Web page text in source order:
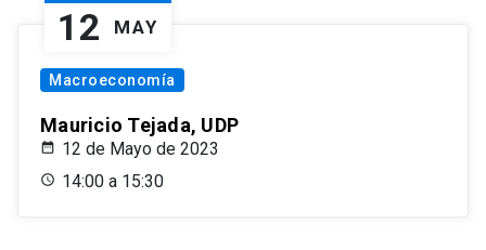
12 MAY
Macroeconomía
Mauricio Tejada, UDP
12 de Mayo de 2023
14:00 a 15:30